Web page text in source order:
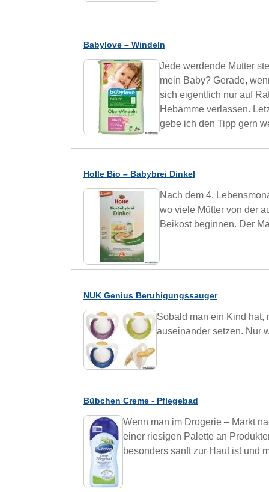
Babylove – Windeln
Jede werdende Mutter
mein Baby? Gerade,
sich eigentlich nur auf
Hebamme verlassen.
gebe ich den Tipp gern
Holle Bio – Babybrei Dinkel
Nach dem 4.
wo viele Mütter von der
Beikost beginnen. Der
NUK Genius Beruhigungssauger
Sobald man ein Kind hat,
auseinander setzen. Nur
Bübchen Creme - Pflegebad
Wenn man im Drogerie – Markt
einer riesigen Palette an
besonders sanft zur Haut ist und